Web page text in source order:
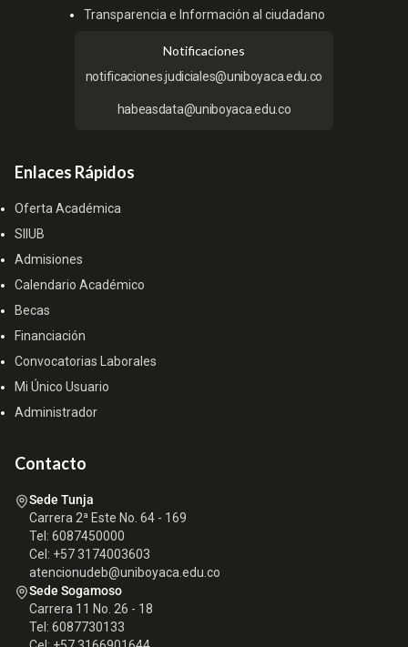
Transparencia e Información al ciudadano
Notificaciones
notificaciones.judiciales@uniboyaca.edu.co
habeasdata@uniboyaca.edu.co
Enlaces Rápidos
Oferta Académica
SIIUB
Admisiones
Calendario Académico
Becas
Financiación
Convocatorias Laborales
Mi Único Usuario
Administrador
Contacto
Sede Tunja
Carrera 2ª Este No. 64 - 169
Tel: 6087450000
Cel: +57 3174003603
atencionudeb@uniboyaca.edu.co
Sede Sogamoso
Carrera 11 No. 26 - 18
Tel: 6087730133